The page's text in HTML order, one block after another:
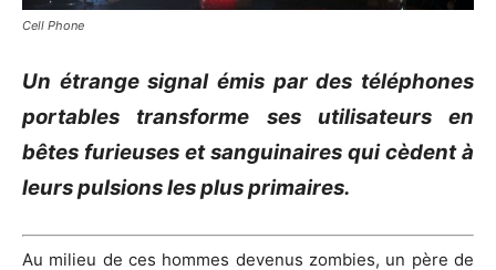
Cell Phone
Un étrange signal émis par des téléphones
portables transforme ses utilisateurs en
bêtes furieuses et sanguinaires qui cèdent à
leurs pulsions les plus primaires.
Au milieu de ces hommes devenus zombies, un père de